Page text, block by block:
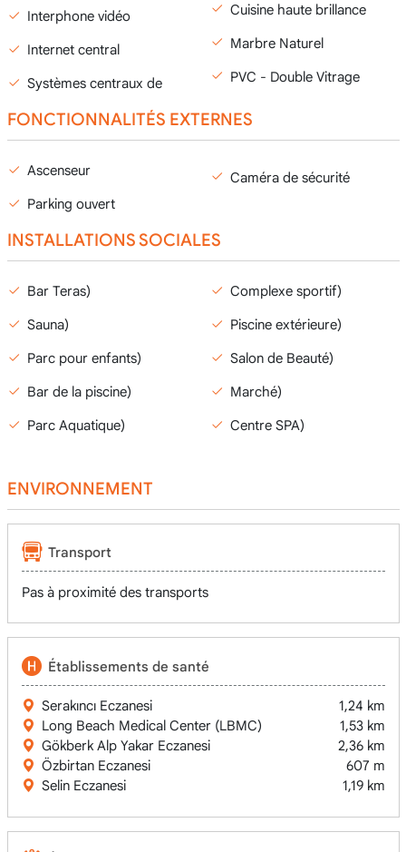
Interphone vidéo
Internet central
Systèmes centraux de
Cuisine haute brillance
Marbre Naturel
PVC - Double Vitrage
FONCTIONNALITÉS EXTERNES
Ascenseur
Parking ouvert
Caméra de sécurité
INSTALLATIONS SOCIALES
Bar Teras)
Sauna)
Parc pour enfants)
Bar de la piscine)
Parc Aquatique)
Complexe sportif)
Piscine extérieure)
Salon de Beauté)
Marché)
Centre SPA)
ENVIRONNEMENT
Transport
Pas à proximité des transports
Établissements de santé
Serakıncı Eczanesi
1,24 km
Long Beach Medical Center (LBMC)
1,53 km
Gökberk Alp Yakar Eczanesi
2,36 km
Özbirtan Eczanesi
607 m
Selin Eczanesi
1,19 km